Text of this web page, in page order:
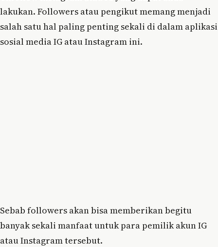
lakukan. Followers atau pengikut memang menjadi
salah satu hal paling penting sekali di dalam aplikasi
sosial media IG atau Instagram ini.
Sebab followers akan bisa memberikan begitu
banyak sekali manfaat untuk para pemilik akun IG
atau Instagram tersebut.